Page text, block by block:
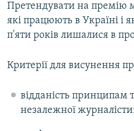
Претендувати на премію
які працюють в Україні і
п'яти років лишалися в
Критерії для висунення
відданість принципам
незалежної